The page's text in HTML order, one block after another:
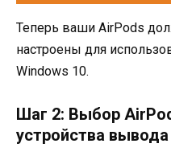
Теперь ваши AirPods
настроены для
Windows 10.
Шаг 2: Выбор
устройства вывода